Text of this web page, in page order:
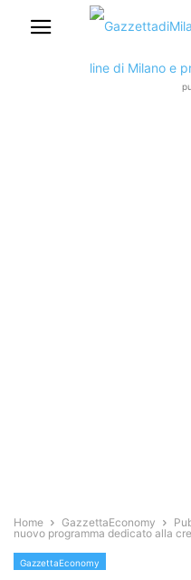
Home GazzettaEconomy
nuovo programma dedicato alla
GazzettaEconomy